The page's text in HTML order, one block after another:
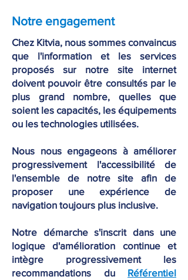
Notre engagement
Chez Kitvia, nous sommes convaincus
que l'information et les services
proposés sur notre site internet
doivent pouvoir être consultés par le
plus grand nombre, quelles que
soient les capacités, les équipements
ou les technologies utilisées.
Nous nous engageons à améliorer
progressivement l'accessibilité de
l'ensemble de notre site afin de
proposer une expérience de
navigation toujours plus inclusive.
Notre démarche s'inscrit dans une
logique d'amélioration continue et
intègre progressivement les
recommandations du Référentiel